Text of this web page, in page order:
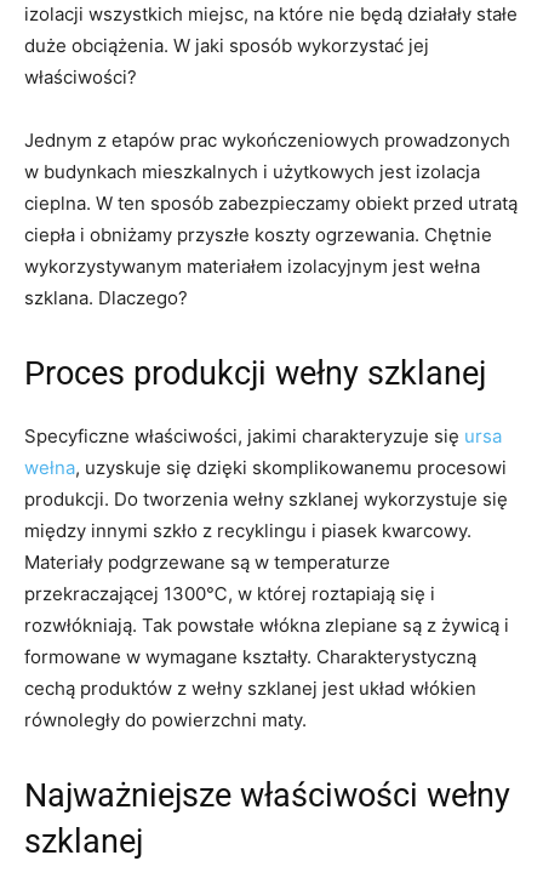
izolacji wszystkich miejsc, na które nie będą działały stałe
duże obciążenia. W jaki sposób wykorzystać jej
właściwości?
Jednym z etapów prac wykończeniowych prowadzonych
w budynkach mieszkalnych i użytkowych jest izolacja
cieplna. W ten sposób zabezpieczamy obiekt przed utratą
ciepła i obniżamy przyszłe koszty ogrzewania. Chętnie
wykorzystywanym materiałem izolacyjnym jest wełna
szklana. Dlaczego?
Proces produkcji wełny szklanej
Specyficzne właściwości, jakimi charakteryzuje się ursa
wełna, uzyskuje się dzięki skomplikowanemu procesowi
produkcji. Do tworzenia wełny szklanej wykorzystuje się
między innymi szkło z recyklingu i piasek kwarcowy.
Materiały podgrzewane są w temperaturze
przekraczającej 1300℃, w której roztapiają się i
rozwłókniają. Tak powstałe włókna zlepiane są z żywicą i
formowane w wymagane kształty. Charakterystyczną
cechą produktów z wełny szklanej jest układ włókien
równoległy do powierzchni maty.
Najważniejsze właściwości wełny
szklanej